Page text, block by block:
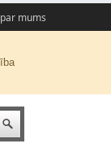
par mums